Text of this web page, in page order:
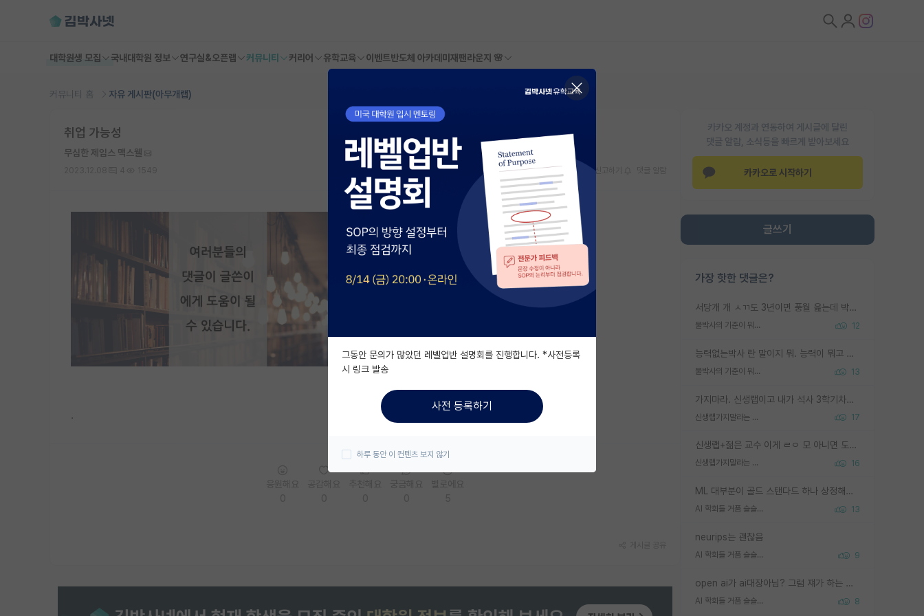
대학원생 모집 국내대학원 정보 연구실&오픈랩 커뮤니티 커리어 유학교육 이벤트반도체 아카데미 재팬라운지 🌸
커뮤니티 홈 자유 게시판(아무개랩)
카카오 계정과 연동하여 게시글에 달린
댓글 알람, 소식등을 빠르게 받아보세요
카카오로 시작하기
글쓰기
가장 핫한 댓글은?
서당개 개 ㅅㄲ도 3년이면 풍월 읊는데 박사 5년 이상 대리고 있으면서 물된건 교수 탓 맞는ㄱ게 거기가 서당이 아니란 소리임
물박사의 기준이 뭐임? 12
능력없는박사 란 말이지 뭐. 능력이 뭐고 능력이 있다는게 뭔지는 사람마다 기준이 다르니까 얘기해봐야 서로 자기 기준만 얘기해서 논쟁이 끝이 안나고. 주위에서 능력있고 야심있는 신입생이 교수가 유의미한 피드백을 아예 안주면서 제대로된 과제에 참여해볼 기회도 제공하지 않고 잡일 뺑뺑이만 돌려서 맨날 단순작업만 하면서 밤새다가 눈빛이 점점 죽어가는걸 본 사람은 물박사는 교수탓이라고 하고, 교수는 이것저것 알려도 주고 기회도 주고 사수 동기 붙여주면서 어떻게든 끌고가려고 하는데 본인이 매일 뺀질거리면서 출근 하는둥마는둥 하다가 기껏 와서도 폰이나 쳐다보다가 실험 망치고 저녁약속있어서 먼저 가볼게요~ 하는걸 본 사람은 물박사는 본인탓이라고 함.
물박사의 기준이 뭐임? 13
가지마라. 신생랩이고 내가 석사 3학기차인데 최고참인데 나도 아무것도 모르는데 교수가 후배들 왜 논문 교육 안시키냐. 논문 왜 안 써오냐 닦달한다
신생랩가지말라는 이유가 있었구나 17
신생랩+젊은 교수 이게 ㄹㅇ 모 아니면 도인듯.
신생랩가지말라는 이유가 있었구나 16
ML 대부분이 골드 스탠다드 하나 상정해놓고 (벤치마크 데이터셋이 여러 개면 여러 개 상정) 그거 얼마나 잘 맞추나 싸움임 가끔 번뜩이는 설계 철학을 보여주는 논문들도 있지만 대부분 그거 성적 얼마나 더 올리느라에 혈안이 되어 있는 측면이 잇음
AI 학회들 거품 슬슬 지적이 나오네요 13
neurips는 괜찮음
AI 학회들 거품 슬슬 지적이 나오네요 9
open ai가 ai대장아님? 그럼 쟤가 하는 말이 다 맞겠네
AI 학회들 거품 슬슬 지적이 나오네요 8
취업 가능성
무심한 제임스 맥스웰
스크랩 신고하기
.
그동안 문의가 많았던 레벨업반 설명회를 진행합니다. *사전등록
시 링크 발송
사전 등록하기
하루 동안 이 컨텐츠 보지 않기